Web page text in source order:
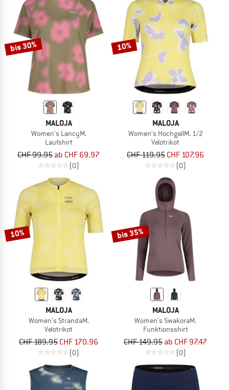
bis 30%
MALOJA
Women's LancyM.
Laufshirt
CHF 99.95 ab CHF 69.97
(0)
10%
MALOJA
Women's HochgallM. 1/2
Velotrikot
CHF 119.95 CHF 107.96
(0)
10%
MALOJA
Women's StrandaM.
Velotrikot
CHF 189.95 CHF 170.96
(0)
bis 35%
MALOJA
Women's SwakoraM.
Funktionsshirt
CHF 149.95 ab CHF 97.47
(0)